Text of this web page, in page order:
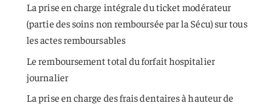
La prise en charge intégrale du ticket modérateur
(partie des soins non remboursée par la Sécu) sur tous
les actes remboursables
Le remboursement total du forfait hospitalier
journalier
La prise en charge des frais dentaires à hauteur de